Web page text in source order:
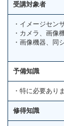
受講対象者
・イメージセン
・カメラ、画像
・画像機器、同
予備知識
・特に必要あり
修得知識